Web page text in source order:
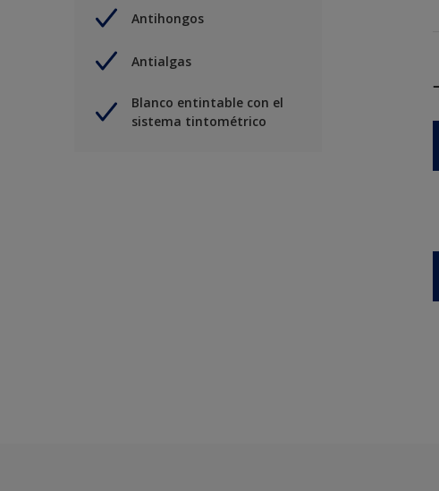
Antihongos
Antialgas
Blanco entintable con el
sistema tintométrico